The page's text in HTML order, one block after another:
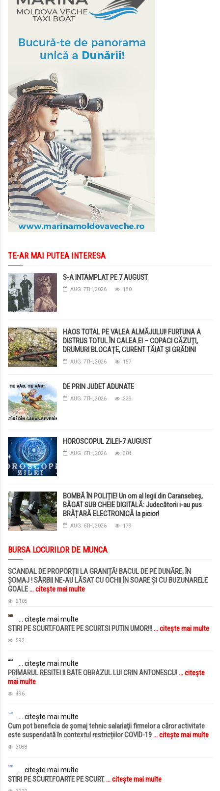
TE-AR MAI PUTEA INTERESA
S-A INTAMPLAT PE 7 AUGUST
AUG. 7TH, 2026 180
HAOS TOTAL PE VALEA ALMĂJULUI! FURTUNA A
DISTRUS TOTUL ÎN CALEA EI – COPACI CĂZUȚI,
DRUMURI BLOCAȚE, CURENT TĂIAT ȘI GRĂDINI
DISTRUSE DE GRINDINĂ!
AUG. 7TH, 2026 157
DE PRIN JUDET ADUNATE
AUG. 7TH, 2026 238
HOROSCOPUL ZILEI-7 AUGUST
AUG. 6TH, 2026 304
BOMBĂ ÎN POLIȚIE! Un om al legii din Caransebeș,
BĂGAT SUB CHEIE DIGITALĂ: Judecătorii i-au pus
BRĂȚARĂ ELECTRONICĂ la picior!
AUG. 6TH, 2026 179
BURSA LOCURILOR DE MUNCA
SCANDAL DE PROPORȚII LA GRANIȚĂ! BACUL DE PE DUNĂRE, ÎN
ȘOMAJ ! SÂRBII NE-AU LĂSAT CU OCHII ÎN SOARE ȘI CU BUZUNARELE
GOALE... citește mai multe
2105
... citește mai multe
STIRI PE SCURT.FOARTE PE SCURT.SI PUTIN UMOR!!!... citește mai multe
592
... citește mai multe
PRIMARUL RESITEI II BATE OBRAZUL LUI CRIN ANTONESCU!... citește
mai multe
496
... citește mai multe
Cum pot beneficia de șomaj tehnic salariații firmelor a căror activitate
este suspendată în contextul restricțiilor COVID-19... citește mai multe
3088
... citește mai multe
STIRI PE SCURT.FOARTE PE SCURT.... citește mai multe